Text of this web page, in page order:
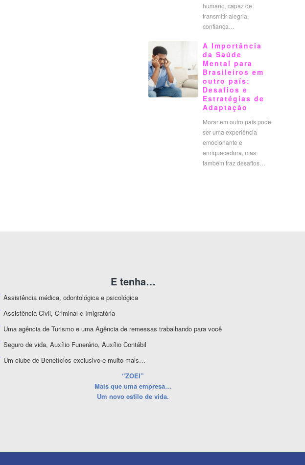
humano, capaz de
transmitir alegria,
confiança…
A Importância
da Saúde
Mental para
Brasileiros em
outro país:
Desafios e
Estratégias de
Adaptação
Morar em outro país pode
ser uma experiência
emocionante e
enriquecedora, mas
também traz desafios…
E tenha…
Assistência médica, odontológica e psicológica
Assistência Civil, Criminal e Imigratória
Uma agência de Turismo e uma Agência de remessas trabalhando para você
Seguro de vida, Auxílio Funerário, Auxílio Contábil
Um clube de Benefícios exclusivo e muito mais…
“ZOEI”
Mais que uma empresa…
Um novo estilo de vida.